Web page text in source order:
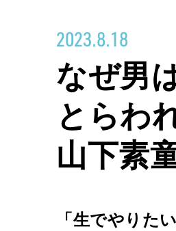
2023.8.18
なぜ男
とらわ
山下素
「生でやりた